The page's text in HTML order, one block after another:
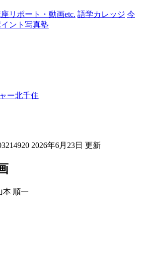
リポート・動画etc. 語学カレッジ 今
ント写真塾
ー北千住
2026年6月23日 更新
本 順一